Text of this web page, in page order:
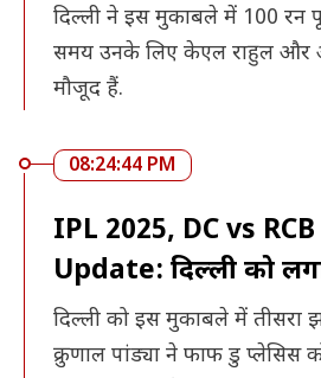
दिल्ली ने इस मुकाबले में 100
समय उनके लिए केएल राहुल और
मौजूद हैं.
08:24:44 PM
IPL 2025, DC vs
Update: दिल्ली को
दिल्ली को इस मुकाबले में तीसरा
क्रुणाल पांड्या ने फाफ डु प्लेसिस